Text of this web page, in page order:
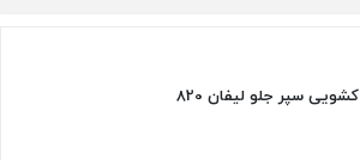
کشویی سپر جلو لیفان 820